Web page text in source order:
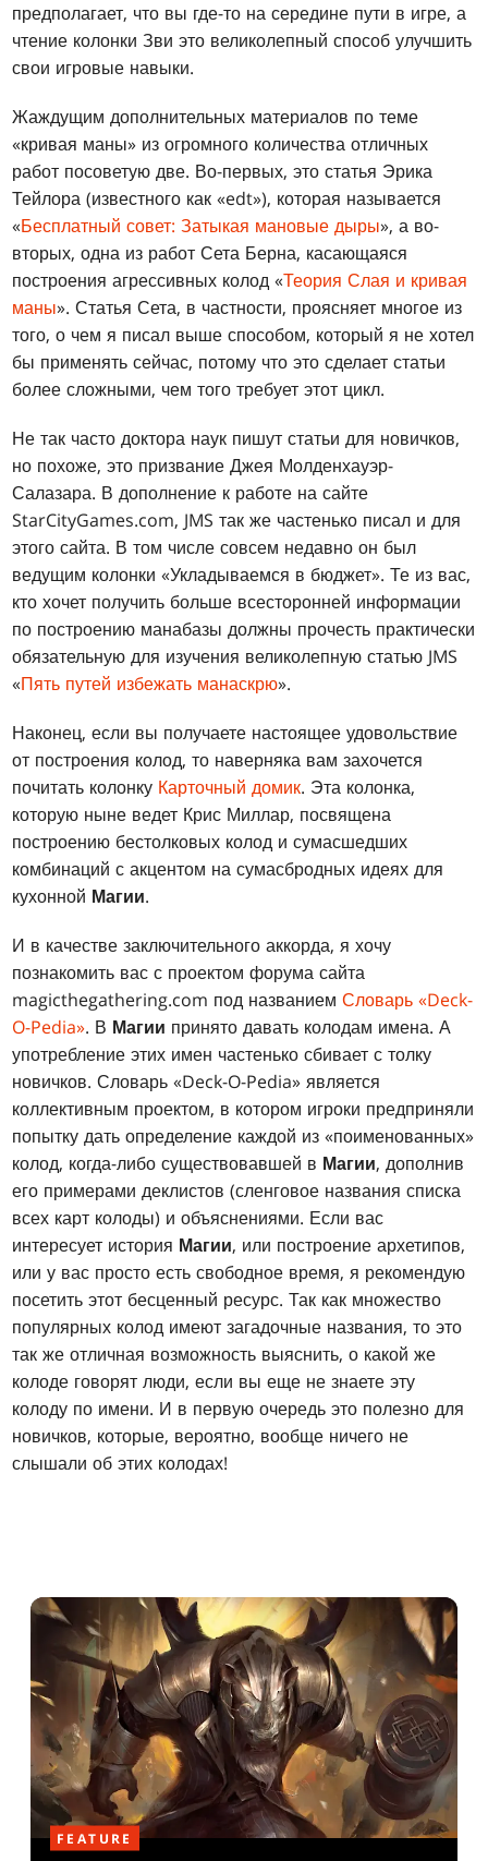
предполагает, что вы где-то на середине пути в игре, а
чтение колонки Зви это великолепный способ улучшить
свои игровые навыки.
Жаждущим дополнительных материалов по теме
«кривая маны» из огромного количества отличных
работ посоветую две. Во-первых, это статья Эрика
Тейлора (известного как «edt»), которая называется
«Бесплатный совет: Затыкая мановые дыры», а во-
вторых, одна из работ Сета Берна, касающаяся
построения агрессивных колод «Теория Слая и кривая
маны». Статья Сета, в частности, проясняет многое из
того, о чем я писал выше способом, который я не хотел
бы применять сейчас, потому что это сделает статьи
более сложными, чем того требует этот цикл.
Не так часто доктора наук пишут статьи для новичков,
но похоже, это призвание Джея Молденхауэр-
Салазара. В дополнение к работе на сайте
StarCityGames.com, JMS так же частенько писал и для
этого сайта. В том числе совсем недавно он был
ведущим колонки «Укладываемся в бюджет». Те из вас,
кто хочет получить больше всесторонней информации
по построению манабазы должны прочесть практически
обязательную для изучения великолепную статью JMS
«Пять путей избежать манаскрю».
Наконец, если вы получаете настоящее удовольствие
от построения колод, то наверняка вам захочется
почитать колонку Карточный домик. Эта колонка,
которую ныне ведет Крис Миллар, посвящена
построению бестолковых колод и сумасшедших
комбинаций с акцентом на сумасбродных идеях для
кухонной Магии.
И в качестве заключительного аккорда, я хочу
познакомить вас с проектом форума сайта
magicthegathering.com под названиемСловарь «Deck-
O-Pedia». В Магии принято давать колодам имена. А
употребление этих имен частенько сбивает с толку
новичков. Словарь «Deck-O-Pedia» является
коллективным проектом, в котором игроки предприняли
попытку дать определение каждой из «поименованных»
колод, когда-либо существовавшей в Магии, дополнив
его примерами деклистов (сленговое названия списка
всех карт колоды) и объяснениями. Если вас
интересует история Магии, или построение архетипов,
или у вас просто есть свободное время, я рекомендую
посетить этот бесценный ресурс. Так как множество
популярных колод имеют загадочные названия, то это
так же отличная возможность выяснить, о какой же
колоде говорят люди, если вы еще не знаете эту
колоду по имени. И в первую очередь это полезно для
новичков, которые, вероятно, вообще ничего не
слышали об этих колодах!
FEATURE